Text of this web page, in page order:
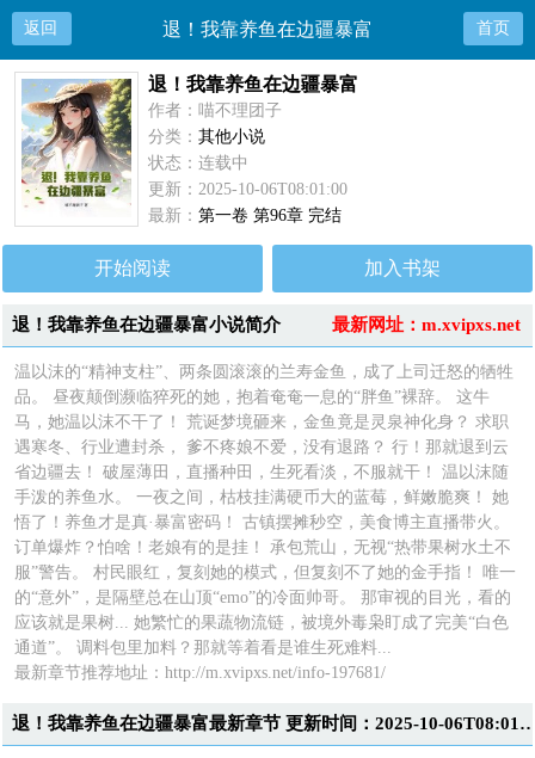
返回 退！我靠养鱼在边疆暴富 首页
退！我靠养鱼在边疆暴富
作者：喵不理团子
分类：其他小说
状态：连载中
更新：2025-10-06T08:01:00
最新：第一卷 第96章 完结
开始阅读 加入书架
最新网址：m.xvipxs.net
退！我靠养鱼在边疆暴富小说简介
温以沫的“精神支柱”、两条圆滚滚的兰寿金鱼，成了上司迁怒的牺牲
品。 昼夜颠倒濒临猝死的她，抱着奄奄一息的“胖鱼”裸辞。 这牛
马，她温以沫不干了！ 荒诞梦境砸来，金鱼竟是灵泉神化身？ 求职
遇寒冬、行业遭封杀， 爹不疼娘不爱，没有退路？ 行！那就退到云
省边疆去！ 破屋薄田，直播种田，生死看淡，不服就干！ 温以沫随
手泼的养鱼水。 一夜之间，枯枝挂满硬币大的蓝莓，鲜嫩脆爽！ 她
悟了！养鱼才是真·暴富密码！ 古镇摆摊秒空，美食博主直播带火。
订单爆炸？怕啥！老娘有的是挂！ 承包荒山，无视“热带果树水土不
服”警告。 村民眼红，复刻她的模式，但复刻不了她的金手指！ 唯一
的“意外”，是隔壁总在山顶“emo”的冷面帅哥。 那审视的目光，看的
应该就是果树... 她繁忙的果蔬物流链，被境外毒枭盯成了完美“白色
通道”。 调料包里加料？那就等着看是谁生死难料...
最新章节推荐地址：http://m.xvipxs.net/info-197681/
退！我靠养鱼在边疆暴富最新章节 更新时间：